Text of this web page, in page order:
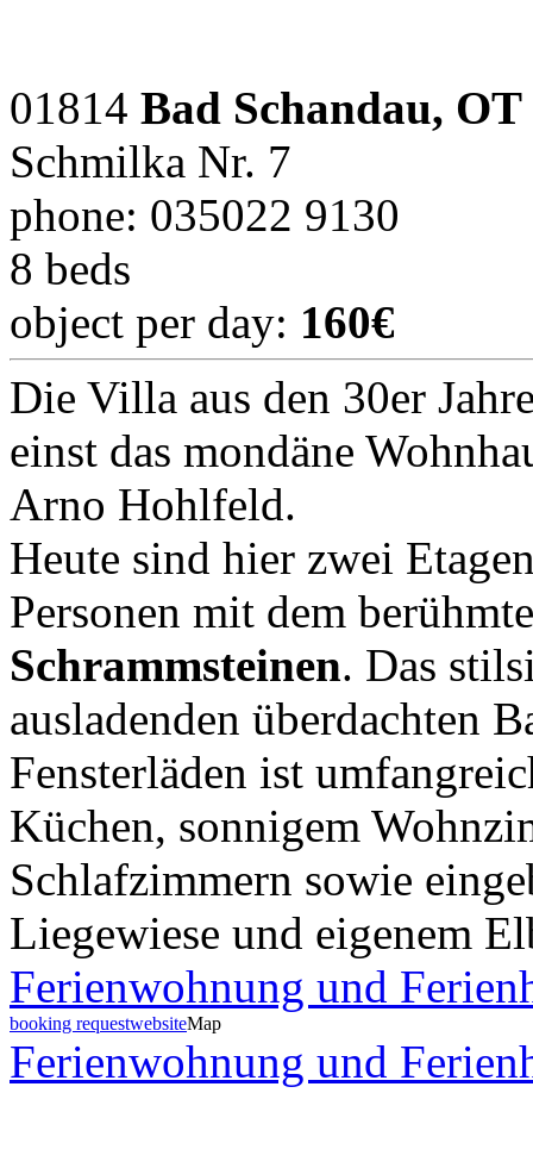
01814 Bad Schandau,
Schmilka Nr. 7
phone: 035022 9130
8 beds
object per day: 160€
Die Villa aus den 30er
einst das mondäne
Arno Hohlfeld.
Heute sind hier zwei
Personen mit dem
Schrammsteinen. Das
ausladenden überdachten
Fensterläden ist
Küchen, sonnigem
Schlafzimmern sowie
Liegewiese und eigenem
Ferienwohnung und
booking requestwebsiteMap
Ferienwohnung und